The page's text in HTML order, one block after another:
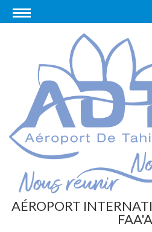
AÉROPORT
FAA'A